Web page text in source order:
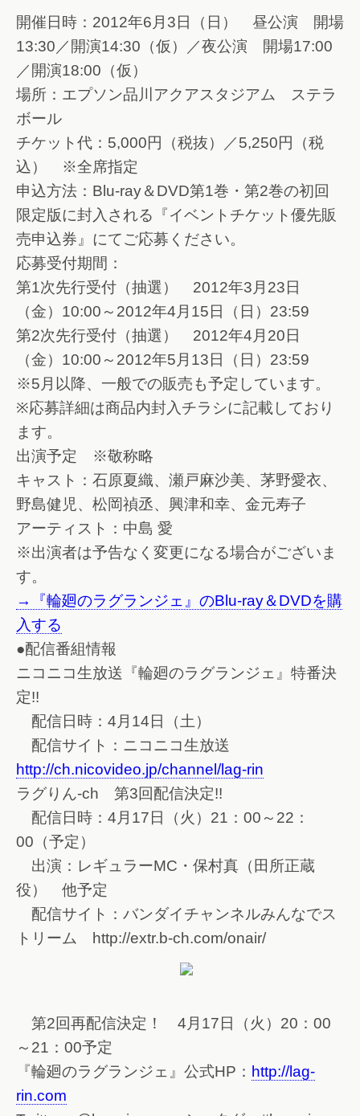
開催日時：2012年6月3日（日） 昼公演 開場
13:30／開演14:30（仮）／夜公演 開場17:00
／開演18:00（仮）
場所：エプソン品川アクアスタジアム ステラ
ボール
チケット代：5,000円（税抜）／5,250円（税
込） ※全席指定
申込方法：Blu-ray＆DVD第1巻・第2巻の初回
限定版に封入される『イベントチケット優先販
売申込券』にてご応募ください。
応募受付期間：
第1次先行受付（抽選） 2012年3月23日
（金）10:00～2012年4月15日（日）23:59
第2次先行受付（抽選） 2012年4月20日
（金）10:00～2012年5月13日（日）23:59
※5月以降、一般での販売も予定しています。
※応募詳細は商品内封入チラシに記載しており
ます。
出演予定 ※敬称略
キャスト：石原夏織、瀬戸麻沙美、茅野愛衣、
野島健児、松岡禎丞、興津和幸、金元寿子
アーティスト：中島 愛
※出演者は予告なく変更になる場合がございま
す。
→『輪廻のラグランジェ』のBlu-ray＆DVDを購
入する
●配信番組情報
ニコニコ生放送『輪廻のラグランジェ』特番決
定!!
配信日時：4月14日（土）
配信サイト：ニコニコ生放送
http://ch.nicovideo.jp/channel/lag-rin
ラグりん-ch 第3回配信決定!!
配信日時：4月17日（火）21：00～22：
00（予定）
出演：レギュラーMC・保村真（田所正蔵
役） 他予定
配信サイト：バンダイチャンネルみんなでス
トリーム http://extr.b-ch.com/onair/
第2回再配信決定！ 4月17日（火）20：00
～21：00予定
『輪廻のラグランジェ』公式HP： http://lag-
rin.com